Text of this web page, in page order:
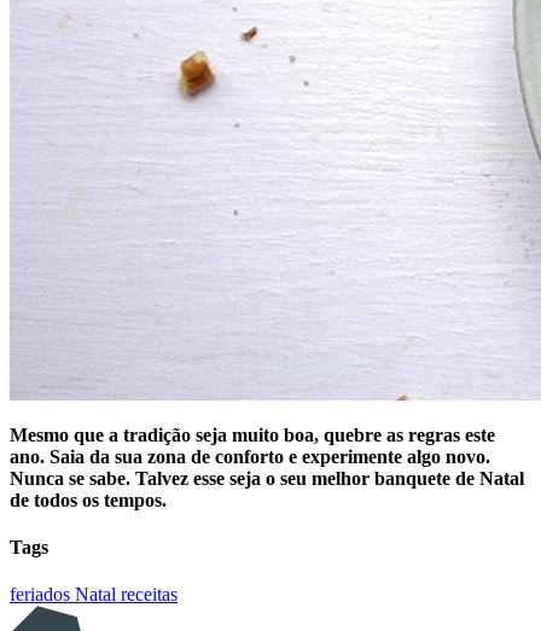
Mesmo que a tradição seja muito boa, quebre as regras este
ano. Saia da sua zona de conforto e experimente algo novo.
Nunca se sabe. Talvez esse seja o seu melhor banquete de Natal
de todos os tempos.
Tags
feriados Natal receitas